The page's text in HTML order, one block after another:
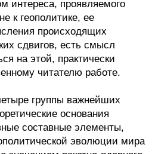
интереса, проявляемого
к геополитике, ее
происходящих
сдвигов, есть смысл
на этой, практически
читателю работе.
группы важнейших
основания
составные элементы,
эволюции мира